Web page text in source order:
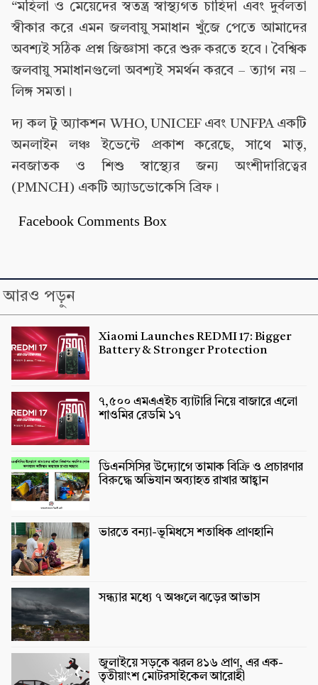
“মহিলা ও মেয়েদের স্বতন্ত্র স্বাস্থ্যগত চাহিদা এবং দুর্বলতা
স্বীকার করে এমন জলবায়ু সমাধান খুঁজে পেতে আমাদের
অবশ্যই সঠিক প্রশ্ন জিজ্ঞাসা করে শুরু করতে হবে। বৈশ্বিক
জলবায়ু সমাধানগুলো অবশ্যই সমর্থন করবে – ত্যাগ নয় –
লিঙ্গ সমতা।
দ্য কল টু অ্যাকশন WHO, UNICEF এবং UNFPA একটি
অনলাইন লঞ্চ ইভেন্টে প্রকাশ করেছে, সাথে মাতৃ,
নবজাতক ও শিশু স্বাস্থ্যের জন্য অংশীদারিত্বের
(PMNCH) একটি অ্যাডভোকেসি ব্রিফ।
Facebook Comments Box
আরও পড়ুন
Xiaomi Launches REDMI 17: Bigger
Battery & Stronger Protection
৭,৫০০ এমএএইচ ব্যাটারি নিয়ে বাজারে এলো
শাওমির রেডমি ১৭
ডিএনসিসির উদ্যোগে তামাক বিক্রি ও প্রচারণার
বিরুদ্ধে অভিযান অব্যাহত রাখার আহ্বান
ভারতে বন্যা-ভূমিধসে শতাধিক প্রাণহানি
সন্ধ্যার মধ্যে ৭ অঞ্চলে ঝড়ের আভাস
জুলাইয়ে সড়কে ঝরল ৪১৬ প্রাণ, এর এক-
তৃতীয়াংশ মোটরসাইকেল আরোহী